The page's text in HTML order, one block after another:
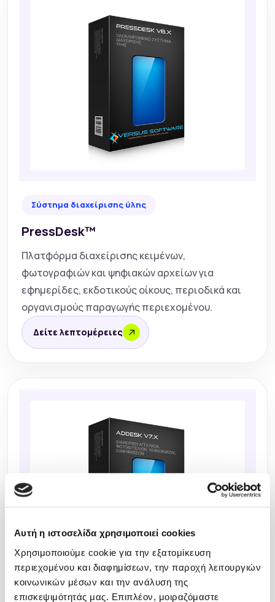
Αυτή η ιστοσελίδα χρησιμοποιεί cookies
Χρησιμοποιούμε cookie για την εξατομίκευση
περιεχομένου και διαφημίσεων, την παροχή λειτουργιών
κοινωνικών μέσων και την ανάλυση της
επισκεψιμότητάς μας. Επιπλέον, μοιραζόμαστε
Σύστημα διαχείρισης ύλης
PressDesk™
Πλατφόρμα διαχείρισης κειμένων,
φωτογραφιών και ψηφιακών αρχείων για
εφημερίδες, εκδοτικούς οίκους, περιοδικά και
οργανισμούς παραγωγής περιεχομένου.
Δείτε λεπτομέρειες